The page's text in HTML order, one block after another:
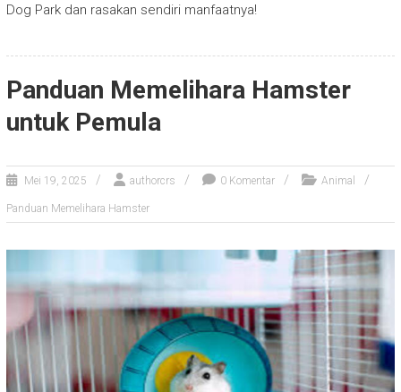
Dog Park dan rasakan sendiri manfaatnya!
Panduan Memelihara Hamster
untuk Pemula
Mei 19, 2025 authorcrs 0 Komentar Animal
Panduan Memelihara Hamster